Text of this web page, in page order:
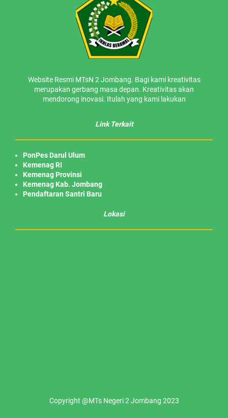
Website Resmi MTsN 2 Jombang. Bagi kami kreativitas
merupakan gerbang masa depan. Kreativitas akan
mendorong inovasi. Itulah yang kami lakukan
Link Terkait
PonPes Darul Ulum
Kemenag RI
Kemenag Provinsi
Kemenag Kab. Jombang
Pendaftaran Santri Baru
Lokasi
Copyright @MTs Negeri 2 Jombang 2023